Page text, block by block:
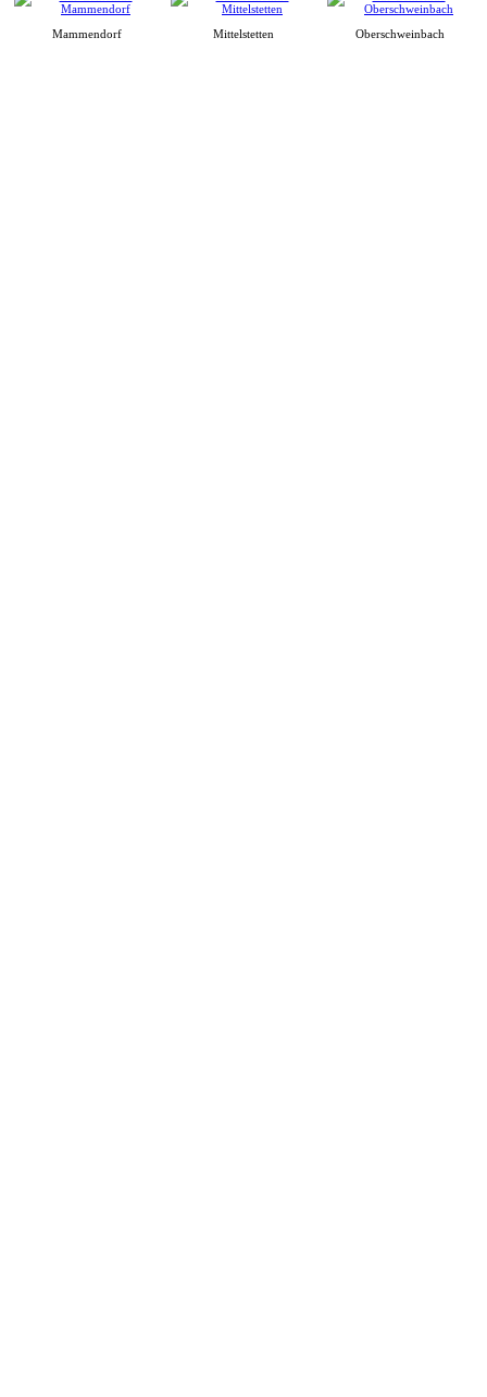
Mammendorf Mittelstetten Oberschweinbach